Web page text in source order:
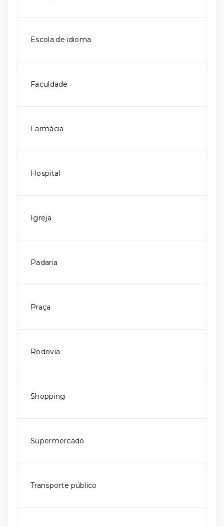
Escola de idioma
Faculdade
Farmácia
Hospital
Igreja
Padaria
Praça
Rodovia
Shopping
Supermercado
Transporte público